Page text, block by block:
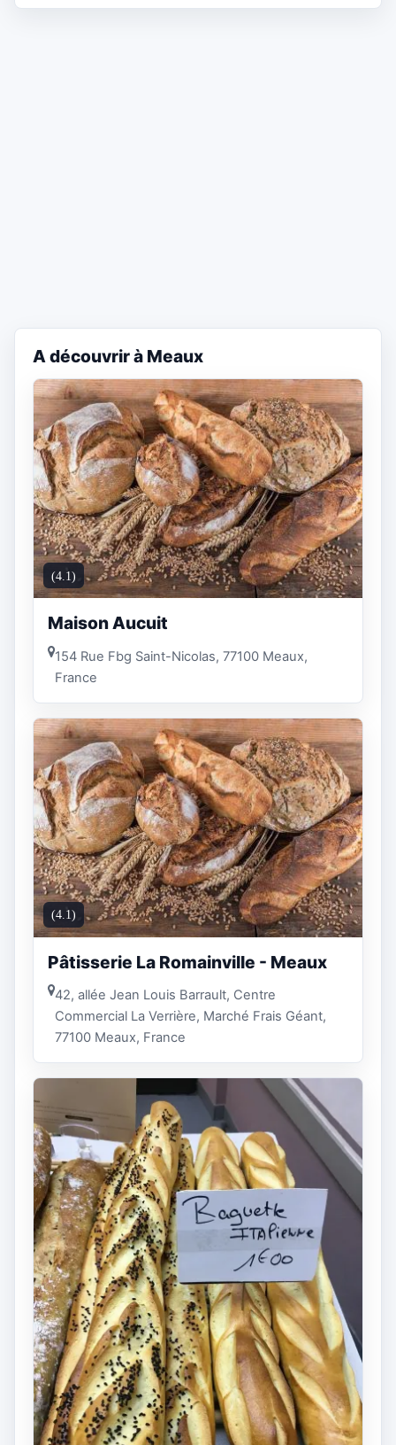
A découvrir à Meaux
(4.1)
Maison Aucuit
154 Rue Fbg Saint-Nicolas, 77100 Meaux,
France
(4.1)
Pâtisserie La Romainville - Meaux
42, allée Jean Louis Barrault, Centre
Commercial La Verrière, Marché Frais Géant,
77100 Meaux, France